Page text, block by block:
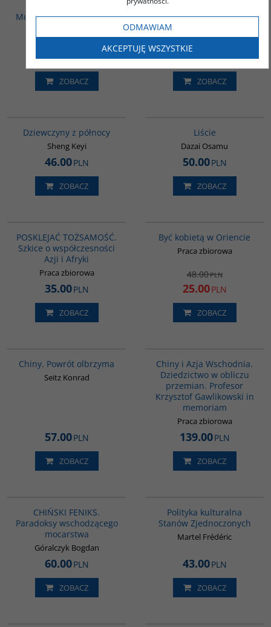
Muzeum Chińskiej Sztuki
120.00PLN
ZOBACZ
najdawniejszych relacjach
Wschodu i Zachodu
35.00PLN
ZOBACZ
Dziewczyny z północy
Sheng Keyi
46.00PLN
ZOBACZ
Liście
Dazai Osamu
50.00PLN
ZOBACZ
POSKLEJAĆ TOŻSAMOŚĆ.
Szkice o współczesności
Azji i Afryki
Praca zbiorowa
35.00PLN
ZOBACZ
Być kobietą w Oriencie
Praca zbiorowa
48.00PLN
25.00PLN
ZOBACZ
Chiny. Powrót olbrzyma
Seitz Konrad
57.00PLN
ZOBACZ
Chiny i Azja Wschodnia.
Dziedzictwo w obliczu
przemian. Profesor
Krzysztof Gawlikowski in
memoriam
Praca zbiorowa
139.00PLN
ZOBACZ
CHIŃSKI FENIKS.
Paradoksy wschodzącego
mocarstwa
Góralczyk Bogdan
60.00PLN
ZOBACZ
Polityka kulturalna
Stanów Zjednoczonych
Martel Frédéric
43.00PLN
ZOBACZ
ODMAWIAM
AKCEPTUJĘ WSZYSTKIE